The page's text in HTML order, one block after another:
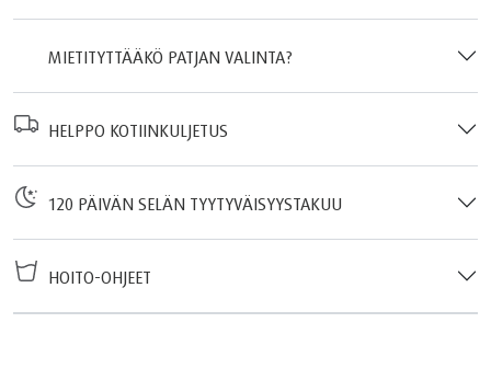
MIETITYTTÄÄKÖ PATJAN VALINTA?
HELPPO KOTIINKULJETUS
120 PÄIVÄN SELÄN TYYTYVÄISYYSTAKUU
HOITO-OHJEET